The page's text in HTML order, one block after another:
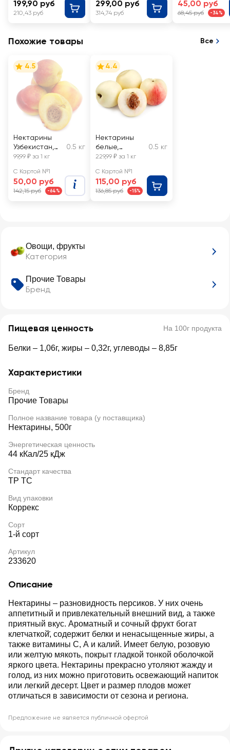
Овощи, фрукты
Категория
Прочие Товары
Бренд
Пищевая ценность На 100г продукта
Белки – 1,06г, жиры – 0,32г, углеводы – 8,85г
Характеристики
Бренд
Прочие Товары
Полное название товара (у поставщика)
Нектарины, 500г
Энергетическая ценность
44 кКал/25 кДж
Стандарт качества
ТР ТС
Вид упаковки
Коррекс
Сорт
1-й сорт
Артикул
233620
Описание
Нектарины – разновидность персиков. У них очень
аппетитный и привлекательный внешний вид, а также
приятный вкус. Ароматный и сочный фрукт богат
клетчаткой̆, содержит белки и ненасыщенные жиры, а
также витамины С, А и калий. Имеет белую, розовую
или желтую мякоть, покрыт гладкой тонкой оболочкой
яркого цвета. Нектарины прекрасно утоляют жажду и
голод, из них можно приготовить освежающий напиток
или легкий десерт. Цвет и размер плодов может
отличаться в зависимости от сезона и региона.
Предложение не является публичной офертой
199,90 руб
210,43 руб
299,00 руб
314,74 руб
45,00 руб
68,45 руб -34%
Похожие товары Все
4.5
Нектарины
Узбекистан,
весовые
0.5 кг
99,99 ₽ за 1 кг
С Картой №1
50,00 руб
142,15 руб -64%
4.4
Нектарины
белые,
весовые
0.5 кг
229,99 ₽ за 1 кг
С Картой №1
115,00 руб
136,85 руб -15%